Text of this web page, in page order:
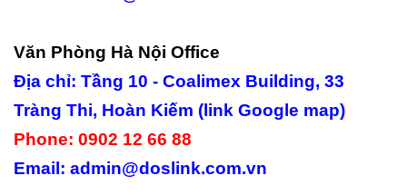
Văn Phòng Hà Nội Office
Địa chỉ: Tầng 10 - Coalimex Building, 33
Tràng Thi, Hoàn Kiếm​ (link Google map)
Phone: 0902 12 66 88
Email: admin@doslink.com.vn